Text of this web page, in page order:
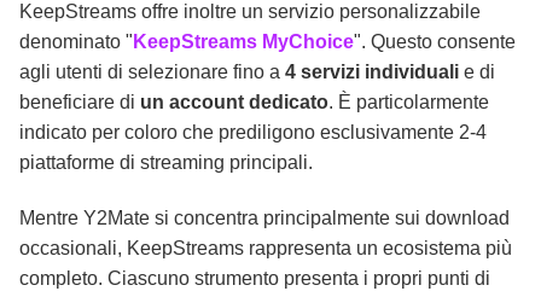
KeepStreams offre inoltre un servizio personalizzabile
denominato " KeepStreams MyChoice". Questo consente
agli utenti di selezionare fino a 4 servizi individuali e di
beneficiare di un account dedicato. È particolarmente
indicato per coloro che prediligono esclusivamente 2-4
piattaforme di streaming principali.
Mentre Y2Mate si concentra principalmente sui download
occasionali, KeepStreams rappresenta un ecosistema più
completo. Ciascuno strumento presenta i propri punti di